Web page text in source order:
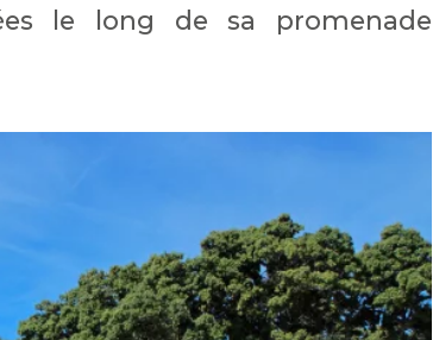
le long de sa promenade